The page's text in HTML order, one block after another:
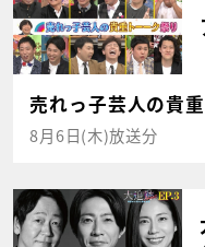
売れっ子芸人の貴
8月6日(木)放送分